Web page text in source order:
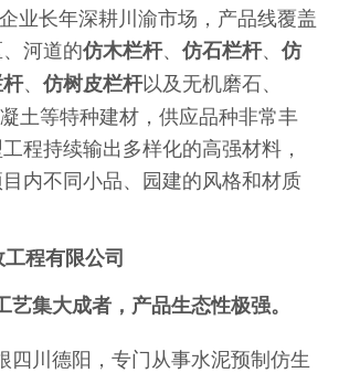
业长年深耕川渝市场，产品线覆盖
河道的仿木栏杆、仿石栏杆、仿
、仿树皮栏杆以及无机磨石、
土等特种建材，供应品种非常丰
程持续输出多样化的高强材料，
内不同小品、园建的风格和材质
程有限公司
艺集大成者，产品生态性极强。
四川德阳，专门从事水泥预制仿生